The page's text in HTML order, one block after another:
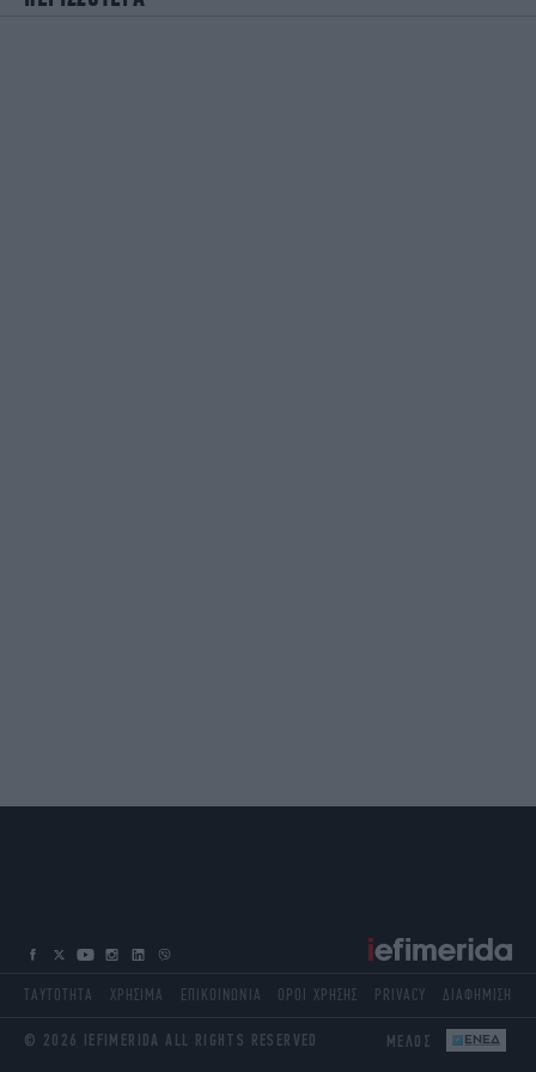
© 2026 IEFIMERIDA ALL RIGHTS RESERVED ΜΕΛΟΣ
ΤΑΥΤΟΤΗΤΑ ΧΡΗΣΙΜΑ ΕΠΙΚΟΙΝΩΝΙΑ ΟΡΟΙ ΧΡΗΣΗΣ PRIVACY ΔΙΑΦΗΜΙΣΗ